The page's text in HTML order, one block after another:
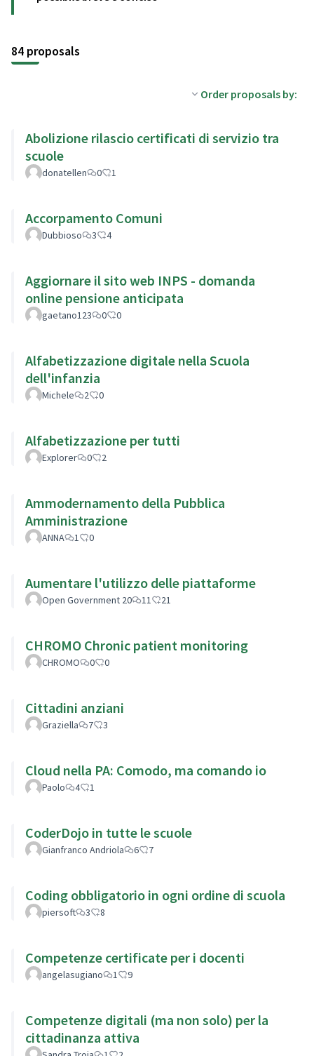
84 proposals
Order proposals by:
Abolizione rilascio certificati di servizio tra
scuole
donatellen 0 1
Accorpamento Comuni
Dubbioso 3 4
Aggiornare il sito web INPS - domanda
online pensione anticipata
gaetano123 0 0
Alfabetizzazione digitale nella Scuola
dell'infanzia
Michele 2 0
Alfabetizzazione per tutti
Explorer 0 2
Ammodernamento della Pubblica
Amministrazione
ANNA 1 0
Aumentare l'utilizzo delle piattaforme
Open Government 20 11 21
CHROMO Chronic patient monitoring
CHROMO 0 0
Cittadini anziani
Graziella 7 3
Cloud nella PA: Comodo, ma comando io
Paolo 4 1
CoderDojo in tutte le scuole
Gianfranco Andriola 6 7
Coding obbligatorio in ogni ordine di scuola
piersoft 3 8
Competenze certificate per i docenti
angelasugiano 1 9
Competenze digitali (ma non solo) per la
cittadinanza attiva